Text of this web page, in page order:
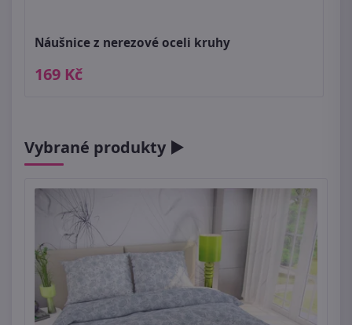
Náušnice z nerezové oceli kruhy
169 Kč
Vybrané produkty ►